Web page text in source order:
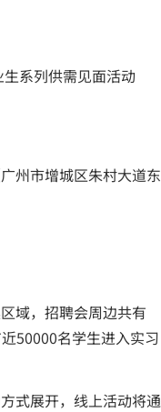
系列供需见面活动
州市增城区朱村大道东
域，招聘会周边共有
50000名学生进入实习
式展开，线上活动将通